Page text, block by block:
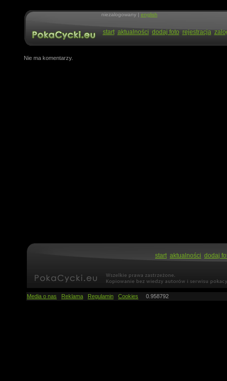
niezalogowany | english
start aktualności dodaj foto rejestracja
Nie ma komentarzy.
start aktualności dodaj
Media o nas Reklama Regulamin Cookies 0.958792